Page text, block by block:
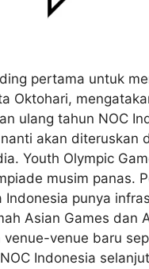
pertama untuk
Oktohari,
ulang tahun NOC
akan
Youth Olympic
musim panas.
punya
Asian Games dan
venue baru
Indonesia